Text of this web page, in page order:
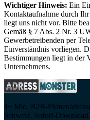
Wichtiger Hinweis: Ein
Kontaktaufnahme durch
liegt uns nicht vor. Bitte
Gemäß § 7 Abs. 2 Nr. 3
Gewerbetreibenden per
Einverständnis vorliegen.
Bestimmungen liegt in der
Unternehmens.
4+ Mio. B2B-
Schweiz. Sofort-